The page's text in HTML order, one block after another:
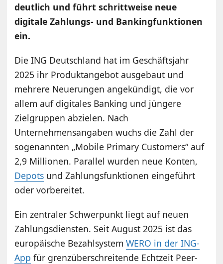
deutlich und führt schrittweise neue
digitale Zahlungs- und Bankingfunktionen
ein.
Die ING Deutschland hat im Geschäftsjahr
2025 ihr Produktangebot ausgebaut und
mehrere Neuerungen angekündigt, die vor
allem auf digitales Banking und jüngere
Zielgruppen abzielen. Nach
Unternehmensangaben wuchs die Zahl der
sogenannten „Mobile Primary Customers“ auf
2,9 Millionen. Parallel wurden neue Konten,
Depots und Zahlungsfunktionen eingeführt
oder vorbereitet.
Ein zentraler Schwerpunkt liegt auf neuen
Zahlungsdiensten. Seit August 2025 ist das
europäische BezahlsystemWERO in der ING-
App für grenzüberschreitende Echtzeit Peer-